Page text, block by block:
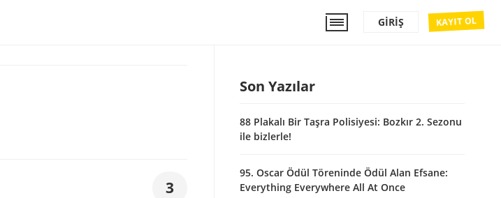
KAYIT OL
GIRIŞ
3
Son Yazılar
88 Plakalı Bir Taşra Polisiyesi: Bozkır 2. Sezonu
ile bizlerle!
95. Oscar Ödül Töreninde Ödül Alan Efsane:
Everything Everywhere All At Once